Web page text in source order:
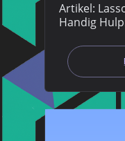
Artikel:
Handig